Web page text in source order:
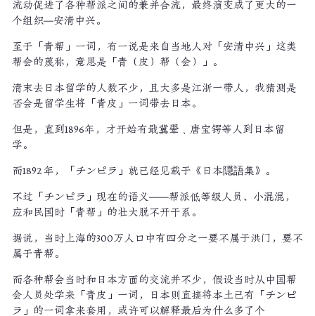
流动促进了各种帮派之间的兼并合流，最终演变成了更大的一
个组织—安清中兴。
至于「青帮」一词，有一说是来自当地人对「安清中兴」这类
帮会的蔑称，意思是「青（皮）帮（会）」。
清末去日本留学的人数不少，且大多是江浙一带人，我猜测是
否会是留学生将「青皮」一词带去日本。
但是，直到1896年，才开始有戢冀翚﹑唐宝锷等人到日本留
学。
而1892 年，「チンピラ」就已经见载于《日本隠語集》。
不过「チンピラ」现在的语义——帮派低等级人员、小混混，
应和民国时「青帮」的壮大脱不开干系。
据说，当时上海的300万人口中有四分之一要不属于洪门，要不
属于青帮。
而各种帮会当时和日本方面的交流并不少，假设当时从中国帮
会人员处学来「青皮」一词，日本则直接将本土已有「チンピ
ラ」的一词拿来套用，或许可以解释最后为什么多了个